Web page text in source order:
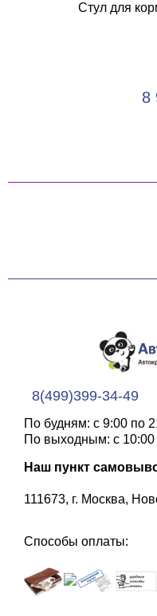
Стул для
8
8(499)399-34-49
По будням: с 9:00 по
По выходным: с 10:00
Наш пункт
111673, г. Москва,
Способы оплаты: